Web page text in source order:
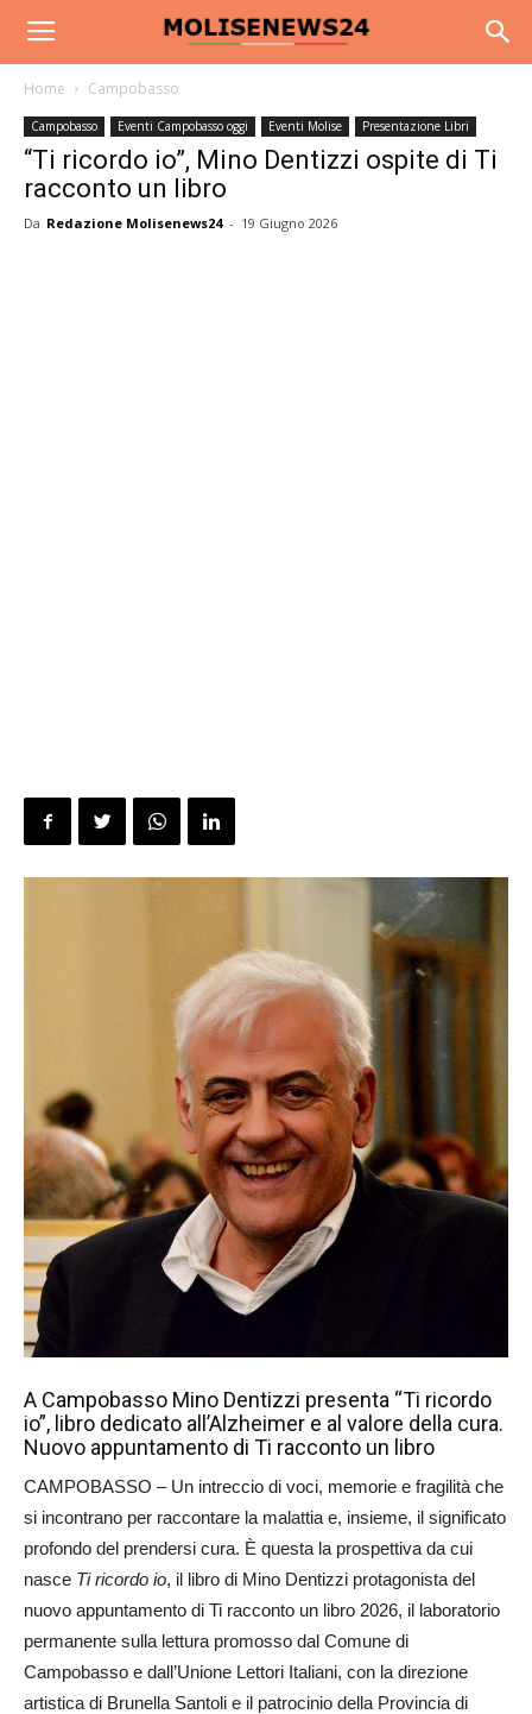
Home Campobasso
Campobasso Eventi Campobasso oggi Eventi Molise Presentazione Libri
“Ti ricordo io”, Mino Dentizzi ospite di Ti
racconto un libro
Da Redazione Molisenews24 - 19 Giugno 2026
A Campobasso Mino Dentizzi presenta “Ti ricordo
io”, libro dedicato all’Alzheimer e al valore della cura.
Nuovo appuntamento di Ti racconto un libro
CAMPOBASSO – Un intreccio di voci, memorie e fragilità che
si incontrano per raccontare la malattia e, insieme, il significato
profondo del prendersi cura. È questa la prospettiva da cui
nasce Ti ricordo io, il libro di Mino Dentizzi protagonista del
nuovo appuntamento di Ti racconto un libro 2026, il laboratorio
permanente sulla lettura promosso dal Comune di
Campobasso e dall’Unione Lettori Italiani, con la direzione
artistica di Brunella Santoli e il patrocinio della Provincia di